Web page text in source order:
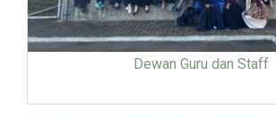
Dewan Guru dan Staff